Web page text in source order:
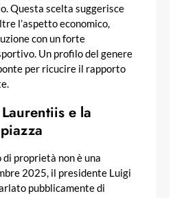
Questa scelta suggerisce
l’aspetto economico,
con un forte
Un profilo del genere
per ricucire il rapporto
e la
di proprietà non è una
2025, il presidente Luigi
pubblicamente di